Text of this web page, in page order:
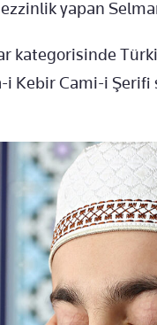
yapan
kategorisinde
i Kebir Cami-i Şerifi